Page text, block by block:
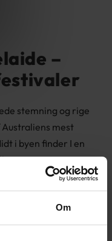
Om
–
stemning og rige
mest
i byen finder I en
som Art
Australian
historie og
parker og
en sjælden